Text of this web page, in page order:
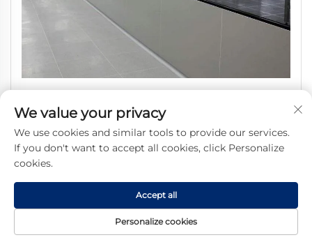
из нержавеющей стали марки SUS304, промышленное
применение, безупречные поверхности,
неограниченный обзор (размеры 50–100 мм)
Получить бесплатное
предложение
We value your privacy
We use cookies and similar tools to provide our services.
If you don't want to accept all cookies, click Personalize
cookies.
Personalize cookies
Accept all